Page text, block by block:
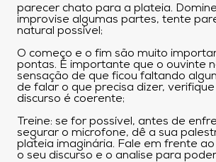
parecer chato para a plateia.
improvise algumas partes, tente
natural possível;
O começo e o fim são muito
pontas. É importante que o ouvinte
sensação de que ficou faltando
de falar o que precisa dizer, verifique
discurso é coerente;
Treine: se for possível, antes de
segurar o microfone, dê a sua
plateia imaginária. Fale em frente
o seu discurso e o analise para